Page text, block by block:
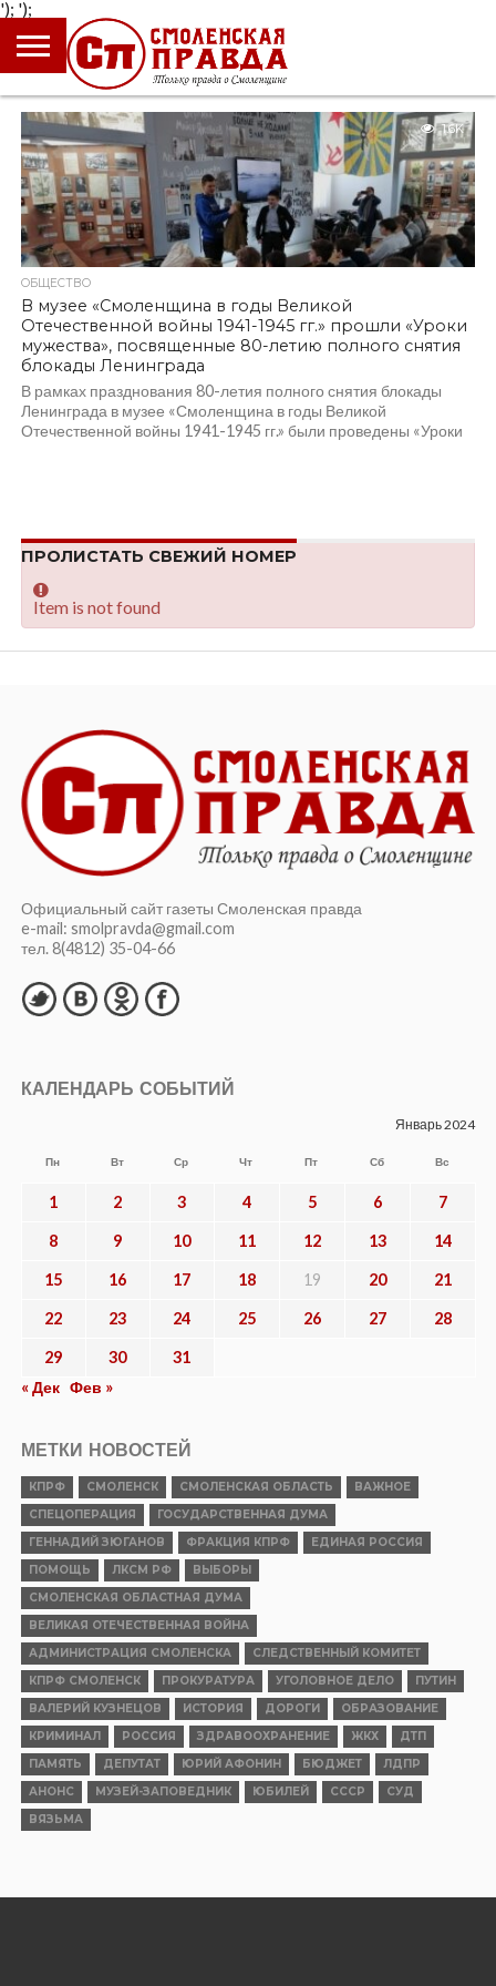
');
ГЛАВНАЯ
НОВОСТИ
ПРОИСШЕСТВИЯ
ПОЛИТИКА
КУЛЬТУРА
ЭКОНОМИКА
ОБЩЕСТВО
БЛОГИ
1.6K
ОБЩЕСТВО
В музее «Смоленщина в годы Великой
Отечественной войны 1941-1945 гг.» прошли «Уроки
мужества», посвященные 80-летию полного снятия
блокады Ленинграда
В рамках празднования 80-летия полного снятия блокады
Ленинграда в музее «Смоленщина в годы Великой
Отечественной войны 1941-1945 гг.» были проведены «Уроки
ПРОЛИСТАТЬ СВЕЖИЙ НОМЕР
Item is not found
Официальный сайт газеты Смоленская правда
e-mail: smolpravda@gmail.com
тел. 8(4812) 35-04-66
КАЛЕНДАРЬ СОБЫТИЙ
Январь 2024
Пн Вт Ср Чт Пт Сб Вс
1 2 3 4 5 6 7
8 9 10 11 12 13 14
15 16 17 18 19 20 21
22 23 24 25 26 27 28
29 30
31
« Дек Фев »
МЕТКИ НОВОСТЕЙ
КПРФ СМОЛЕНСК СМОЛЕНСКАЯ ОБЛАСТЬ
ВАЖНОЕ
СПЕЦОПЕРАЦИЯ
ГОСУДАРСТВЕННАЯ ДУМА
ГЕННАДИЙ ЗЮГАНОВ
ФРАКЦИЯ КПРФ
ЕДИНАЯ РОССИЯ
ПОМОЩЬ
ЛКСМ РФ
ВЫБОРЫ
СМОЛЕНСКАЯ ОБЛАСТНАЯ ДУМА
ВЕЛИКАЯ ОТЕЧЕСТВЕННАЯ ВОЙНА
АДМИНИСТРАЦИЯ СМОЛЕНСКА
СЛЕДСТВЕННЫЙ КОМИТЕТ
КПРФ СМОЛЕНСК
ПРОКУРАТУРА УГОЛОВНОЕ ДЕЛО
ПУТИН
ВАЛЕРИЙ КУЗНЕЦОВ
ИСТОРИЯ ДОРОГИ
ОБРАЗОВАНИЕ
КРИМИНАЛ
РОССИЯ ЗДРАВООХРАНЕНИЕ ЖКХ
ДТП
ПАМЯТЬ
ДЕПУТАТ ЮРИЙ АФОНИН БЮДЖЕТ
ЛДПР
АНОНС
МУЗЕЙ-ЗАПОВЕДНИК ЮБИЛЕЙ СССР
СУД
ВЯЗЬМА
');